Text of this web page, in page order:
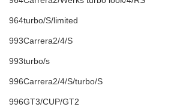
964turbo/S/limited
993Carrera2/4/S
993turbo/s
996Carrera2/4/S/turbo/S
996GT3/CUP/GT2